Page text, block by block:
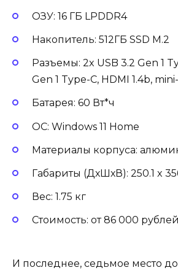
ОЗУ: 16 ГБ LPDDR4
Накопитель: 512ГБ SSD М.2
Разъемы: 2x USB 3.2 Gen 1
Gen 1 Type-C, HDMI 1.4b,
Батарея: 60 Вт*ч
ОС: Windows 11 Home
Материалы корпуса:
Габариты (ДхШхВ): 250.1 x
Вес: 1.75 кг
Стоимость: от 86 000 рублей
И последнее, седьмое место